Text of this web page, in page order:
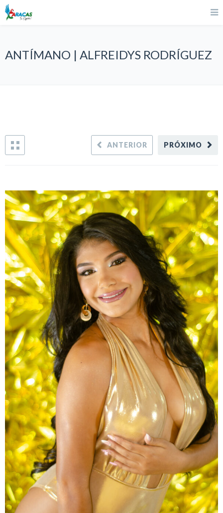
ANTÍMANO | ALFREIDYS RODRÍGUEZ
PRÓXIMO
ANTERIOR